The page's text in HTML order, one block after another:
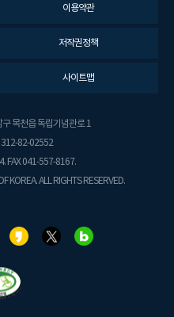
이용약관
저작권정책
사이트맵
목천읍 독립기념관로 1
312-82-02552
FAX 041-557-8167.
KOREA. ALL RIGHTS RESERVED.